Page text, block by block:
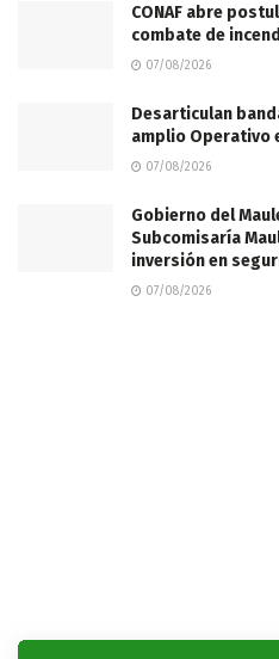
CONAF abre
combate de
07/08/2026
Desarticulan
amplio Operativo
07/08/2026
Gobierno del
Subcomisaría
inversión en
07/08/2026